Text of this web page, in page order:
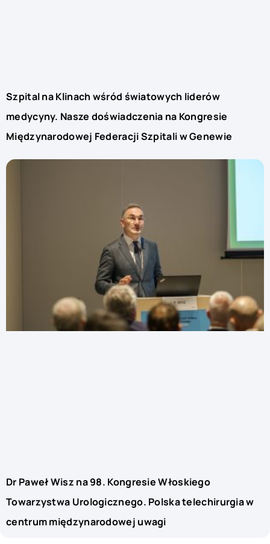
Szpital na Klinach wśród światowych liderów
medycyny. Nasze doświadczenia na Kongresie
Międzynarodowej Federacji Szpitali w Genewie
Dr Paweł Wisz na 98. Kongresie Włoskiego
Towarzystwa Urologicznego. Polska telechirurgia w
centrum międzynarodowej uwagi